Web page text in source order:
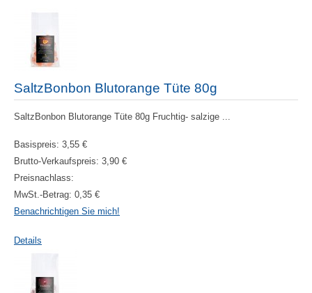
SaltzBonbon Blutorange Tüte 80g
SaltzBonbon Blutorange Tüte 80g Fruchtig- salzige ...
Basispreis: 3,55 €
Brutto-Verkaufspreis: 3,90 €
Preisnachlass:
MwSt.-Betrag: 0,35 €
Benachrichtigen Sie mich!
Details